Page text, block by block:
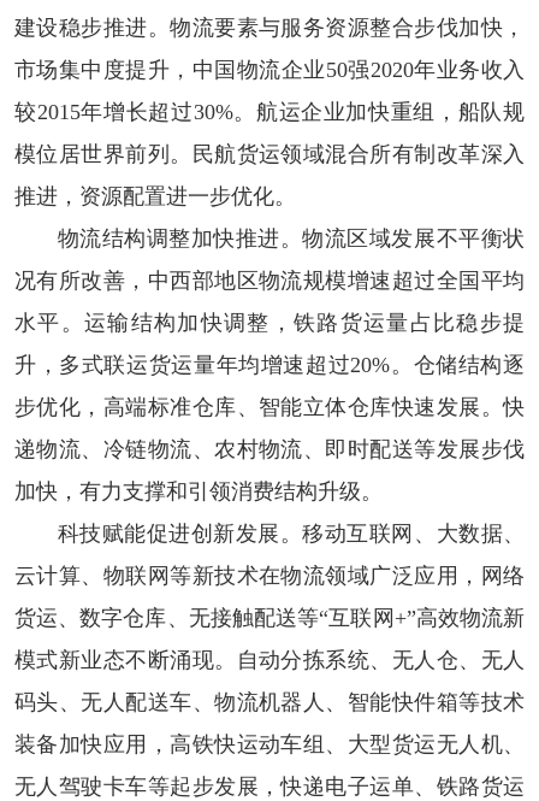
建设稳步推进。物流要素与服务资源整合步伐加快，
市场集中度提升，中国物流企业50强2020年业务收入
较2015年增长超过30%。航运企业加快重组，船队规
模位居世界前列。民航货运领域混合所有制改革深入
推进，资源配置进一步优化。
物流结构调整加快推进。物流区域发展不平衡状
况有所改善，中西部地区物流规模增速超过全国平均
水平。运输结构加快调整，铁路货运量占比稳步提
升，多式联运货运量年均增速超过20%。仓储结构逐
步优化，高端标准仓库、智能立体仓库快速发展。快
递物流、冷链物流、农村物流、即时配送等发展步伐
加快，有力支撑和引领消费结构升级。
科技赋能促进创新发展。移动互联网、大数据、
云计算、物联网等新技术在物流领域广泛应用，网络
货运、数字仓库、无接触配送等“互联网+”高效物流新
模式新业态不断涌现。自动分拣系统、无人仓、无人
码头、无人配送车、物流机器人、智能快件箱等技术
装备加快应用，高铁快运动车组、大型货运无人机、
无人驾驶卡车等起步发展，快递电子运单、铁路货运